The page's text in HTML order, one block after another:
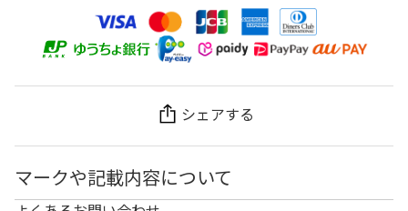
シェアする
マークや記載内容について